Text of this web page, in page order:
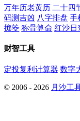
万年历老黄历 二十四
码测吉凶 八字排盘 手
掷筊 称骨算命 红沙日
财智工具
定投复利计算器 数字
© 2006 - 2026 月沙工